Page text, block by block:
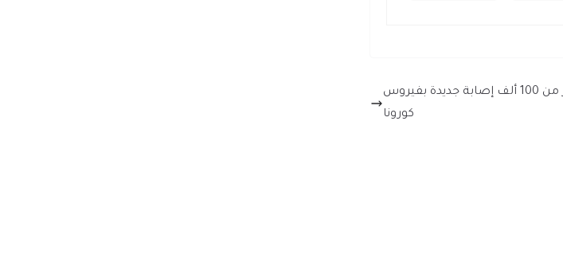
فرنسا تسجل أكثر من 100 ألف إصابة جديدة بفيروس
كورونا